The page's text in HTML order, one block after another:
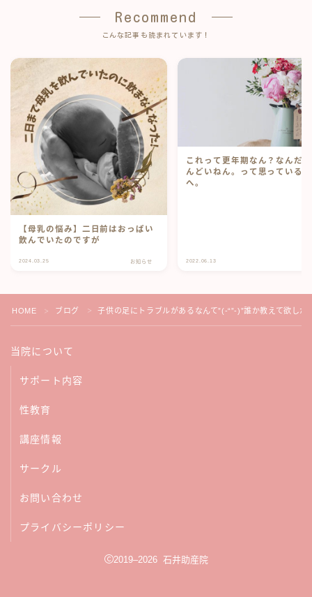
Recommend
こんな記事も読まれています！
【母乳の悩み】二日前はおっぱい
飲んでいたのですが
2024.03.25 お知らせ
これって更年期なん？なんだ
んどいねん。って思っている方
へ。
2022.06.13
HOME ＞ ブログ ＞ 子供の足にトラブルがあるなんて”(-“”-)”誰か教えて欲しか
当院について
サポート内容
性教育
講座情報
サークル
お問い合わせ
プライバシーポリシー
2019–2026 石井助産院